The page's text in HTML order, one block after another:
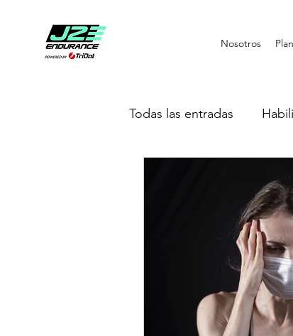
Nosotros
Todas las entradas
Inteligencia Artificial